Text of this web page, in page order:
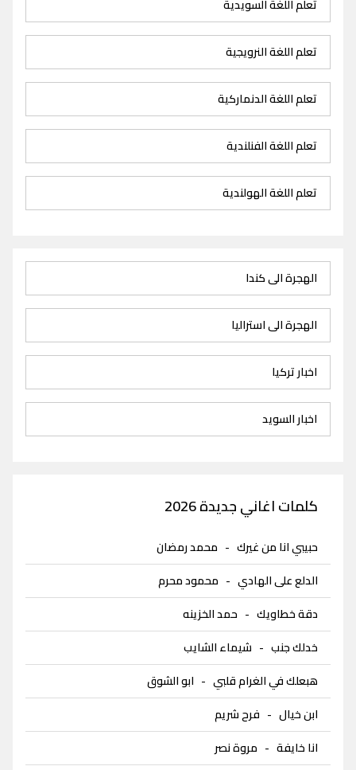
تعلم اللغة السويدية
تعلم اللغة النرويجية
تعلم اللغة الدنماركية
تعلم اللغة الفنلندية
تعلم اللغة الهولندية
الهجرة الى كندا
الهجرة الى استراليا
اخبار تركيا
اخبار السويد
كلمات اغاني جديدة 2026
حبيبي انا من غيرك - محمد رمضان
الدلع على الهادي - محمود محرم
دقة خطاويك - حمد الخزينه
خدلك جنب - شيماء الشايب
هبعلك في الغرام قلبي - ابو الشوق
ابن خيال - فرح شريم
انا خايفة - مروة نصر